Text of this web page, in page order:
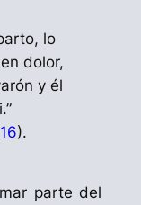
lo
dolor,
y él
).
parte del